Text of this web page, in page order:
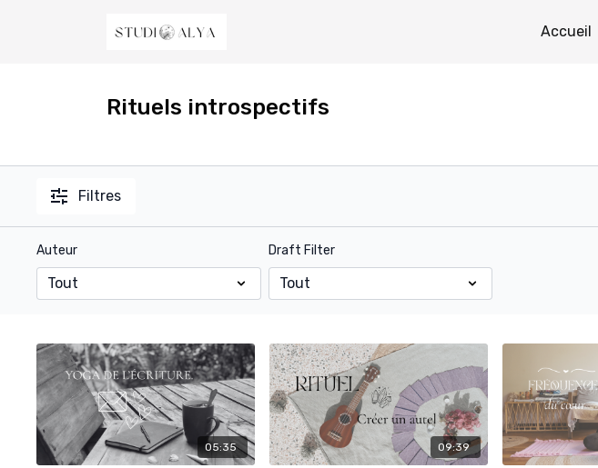
Accueil
Rituels introspectifs
Filtres
Auteur Draft Filter
05:35 09:39